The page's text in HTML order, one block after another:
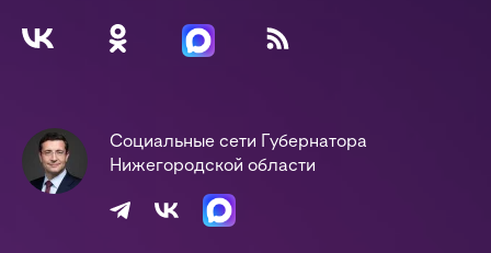
Социальные сети Губернатора
Нижегородской области